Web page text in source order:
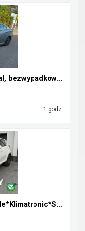
Toyota Avensis 2.0 Diesel manual, bezwypadkowa, za...
1 godz.
Kia Sportage NAVI*Grzane*Fotele*Klimatronic*Serwis...